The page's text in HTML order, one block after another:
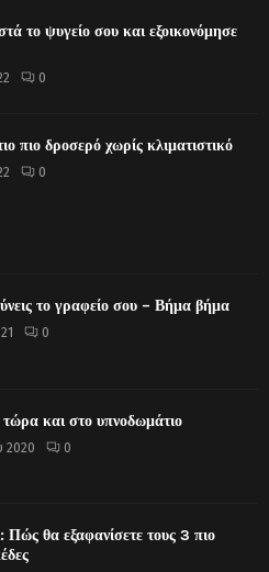
το ψυγείο σου και εξοικονόμησε
0
πιο δροσερό χωρίς κλιματιστικό
0
το γραφείο σου – Βήμα βήμα
0
και στο υπνοδωμάτιο
2020 0
Πώς θα εξαφανίσετε τους 3 πιο